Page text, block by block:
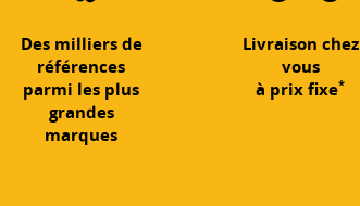
Des milliers de
références
parmi les plus
grandes
marques
Livraison chez
vous
à prix fixe*